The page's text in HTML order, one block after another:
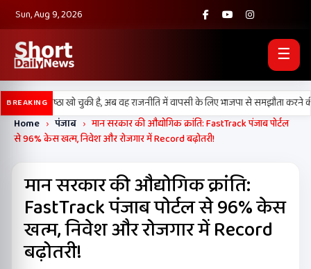
Sun, Aug 9, 2026
☰
BREAKING
प्रतिष्ठा खो चुकी है, अब वह राजनीति में वापसी के लिए भाजपा से समझौता करने की
Home › पंजाब › मान सरकार की औद्योगिक क्रांति: FastTrack पंजाब पोर्टल
से 96% केस खत्म, निवेश और रोजगार में Record बढ़ोतरी!
मान सरकार की औद्योगिक क्रांति:
FastTrack पंजाब पोर्टल से 96% केस
खत्म, निवेश और रोजगार में Record
बढ़ोतरी!